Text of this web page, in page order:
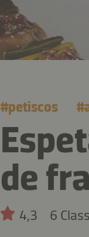
#petiscos #
de
4,3 6